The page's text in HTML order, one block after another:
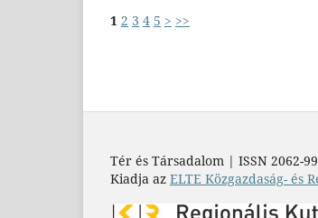
1 2 3 4 5 > >>
Tér és Társadalom | ISSN 2062-
Kiadja az ELTE Közgazdaság- és